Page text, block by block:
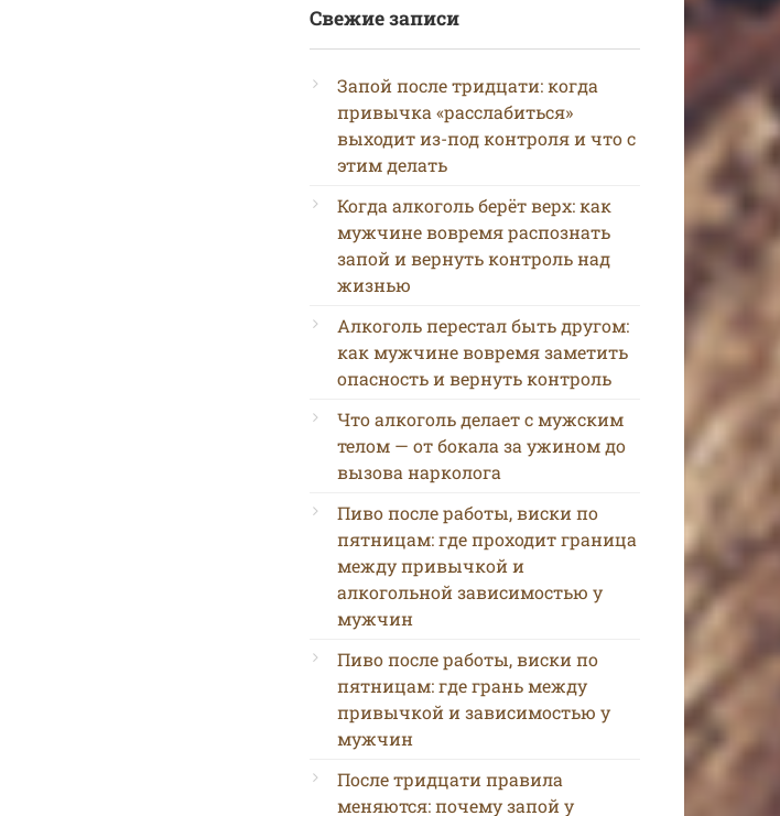
Свежие записи
Запой после тридцати: когда
привычка «расслабиться»
выходит из-под контроля и что с
этим делать
Когда алкоголь берёт верх: как
мужчине вовремя распознать
запой и вернуть контроль над
жизнью
Алкоголь перестал быть другом:
как мужчине вовремя заметить
опасность и вернуть контроль
Что алкоголь делает с мужским
телом — от бокала за ужином до
вызова нарколога
Пиво после работы, виски по
пятницам: где проходит граница
между привычкой и
алкогольной зависимостью у
мужчин
Пиво после работы, виски по
пятницам: где грань между
привычкой и зависимостью у
мужчин
После тридцати правила
меняются: почему запой у